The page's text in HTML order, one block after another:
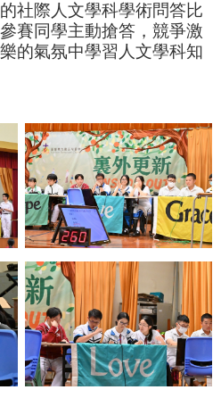
社際人文學科學術問答比
賽同學主動搶答，競爭激
的氣氛中學習人文學科知